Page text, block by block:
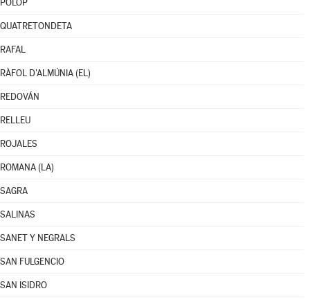
POLOP
QUATRETONDETA
RAFAL
RÀFOL D'ALMÚNIA (EL)
REDOVÁN
RELLEU
ROJALES
ROMANA (LA)
SAGRA
SALINAS
SANET Y NEGRALS
SAN FULGENCIO
SAN ISIDRO